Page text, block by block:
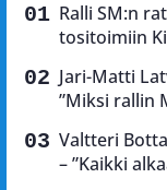
Ralli SM:n
tositoimiin
Jari-Matti
”Miksi rallin
Valtteri
– ”Kaikki